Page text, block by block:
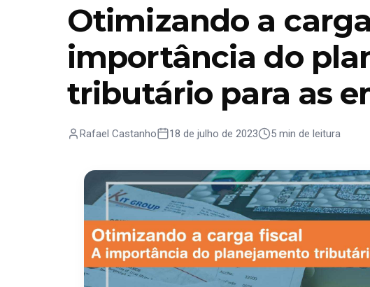
Otimizando a
importância do
tributário para as
Rafael Castanho 18 de julho de 2023 5 min de leitura